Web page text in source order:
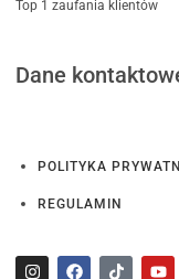
Top 1 zaufania klientów
Dane
POLITYKA
REGULAMIN